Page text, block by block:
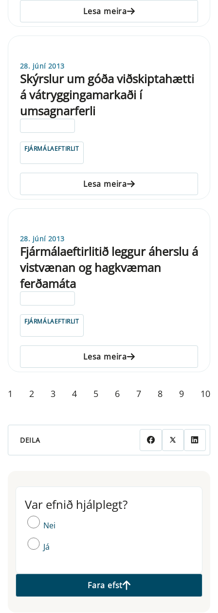
Lesa meira
28. júní 2013
Skýrslur um góða viðskiptahætti
á vátryggingamarkaði í
umsagnarferli
FJÁRMÁLAEFTIRLIT
Lesa meira
28. júní 2013
Fjármálaeftirlitið leggur áherslu á
vistvænan og hagkvæman
ferðamáta
FJÁRMÁLAEFTIRLIT
Lesa meira
1 2 3 4 5 6 7 8 9 10
DEILA
Var efnið hjálplegt?
Var efnið hjálplegt?
Nei
Já
Fara efst